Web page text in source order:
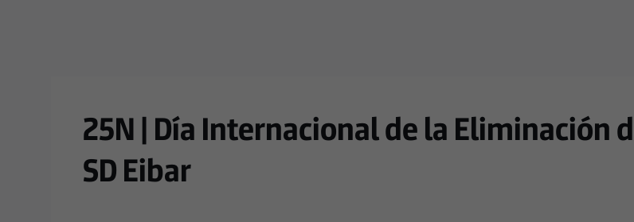
25N | Día Internacional de la Eliminación
SD Eibar